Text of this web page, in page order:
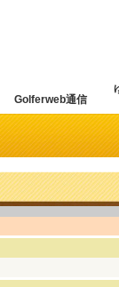
Golferweb通信